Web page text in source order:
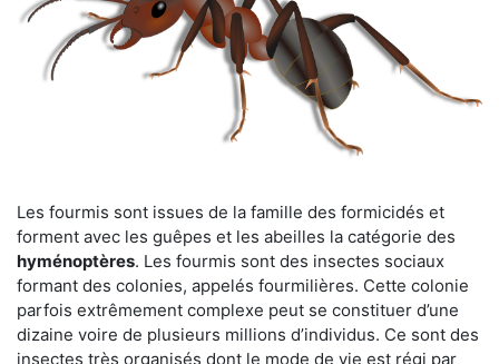
Les fourmis sont issues de la famille des formicidés et
forment avec les guêpes et les abeilles la catégorie des
hyménoptères. Les fourmis sont des insectes sociaux
formant des colonies, appelés fourmilières. Cette colonie
parfois extrêmement complexe peut se constituer d’une
dizaine voire de plusieurs millions d’individus. Ce sont des
insectes très organisés dont le mode de vie est régi par